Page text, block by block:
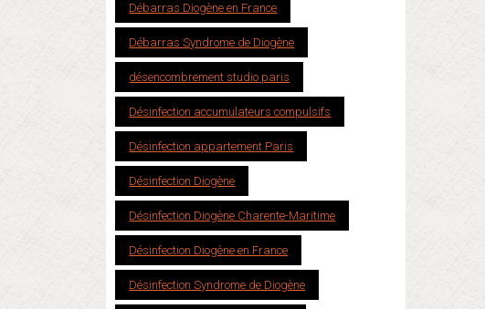
Débarras Diogène en France
Débarras Syndrome de Diogène
désencombrement studio paris
Désinfection accumulateurs compulsifs
Désinfection appartement Paris
Désinfection Diogène
Désinfection Diogène Charente-Maritime
Désinfection Diogène en France
Désinfection Syndrome de Diogène